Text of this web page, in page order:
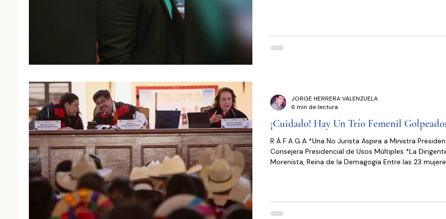
argumentando falta de agua en Mexicali y
Sureste. Es cuando se
¡Cuidado! Hay Un Trío Femenil
R Á F A G A *Una No Jurista Aspira a Ministra Presidenta *Es
Consejera Presidencial de Usos Múltiples *La
Morenista, Reina de la Demagogia Entre las 23
cuya función, hasta ahora, en nada se diferencia de
de Alejandro Gertz Manero, actual embajador en
JORGE HERRERA VALENZUELA
6 min de lectura